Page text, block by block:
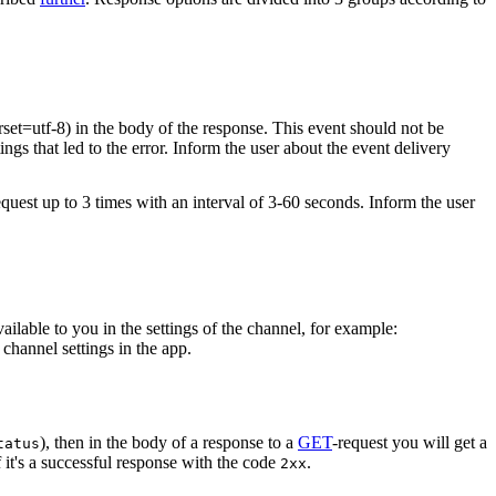
8) in the body of the response. This event should not be
that led to the error. Inform the user about the event delivery
up to 3 times with an interval of 3-60 seconds. Inform the user
to you in the settings of the channel, for example:
settings in the app.
), then in the body of a response to a GET-request you will get a
a successful response with the code 2xx.